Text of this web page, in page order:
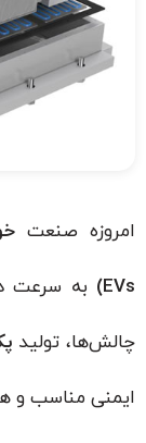
امروزه صنعت
EVs) به سرعت
چالش‌ها، تولید
ایمنی مناسب و